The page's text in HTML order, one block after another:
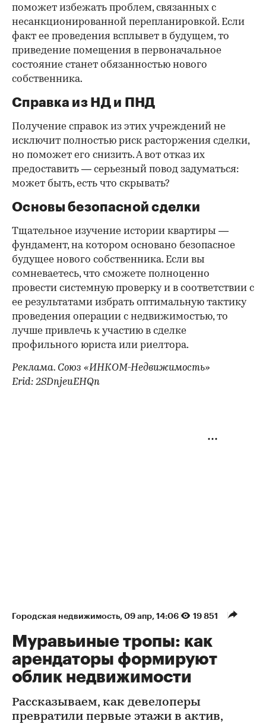
поможет избежать проблем, связанных с
несанкционированной перепланировкой. Если
факт ее проведения всплывет в будущем, то
приведение помещения в первоначальное
состояние станет обязанностью нового
собственника.
Справка из НД и ПНД
Получение справок из этих учреждений не
исключит полностью риск расторжения сделки,
но поможет его снизить. А вот отказ их
предоставить — серьезный повод задуматься:
может быть, есть что скрывать?
Основы безопасной сделки
Тщательное изучение истории квартиры —
фундамент, на котором основано безопасное
будущее нового собственника. Если вы
сомневаетесь, что сможете полноценно
провести системную проверку и в соответствии с
ее результатами избрать оптимальную тактику
проведения операции с недвижимостью, то
лучше привлечь к участию в сделке
профильного юриста или риелтора.
Реклама. Союз «ИНКОМ-Недвижимость»
Erid: 2SDnjeuEHQn
Городская недвижимость 09 апр, 14:06 19 851
Муравьиные тропы: как
арендаторы формируют
облик недвижимости
Рассказываем, как девелоперы
превратили первые этажи в актив,